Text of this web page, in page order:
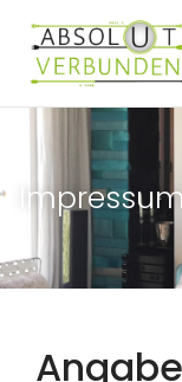
Impressum